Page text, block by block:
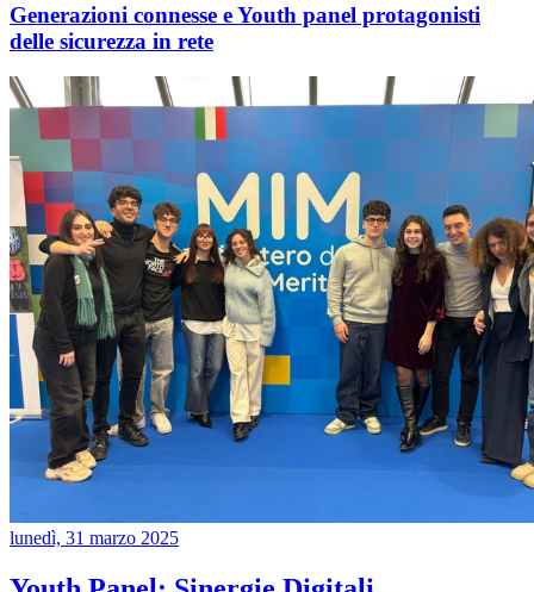
Generazioni connesse e Youth panel protagonisti
delle sicurezza in rete
lunedì, 31 marzo 2025